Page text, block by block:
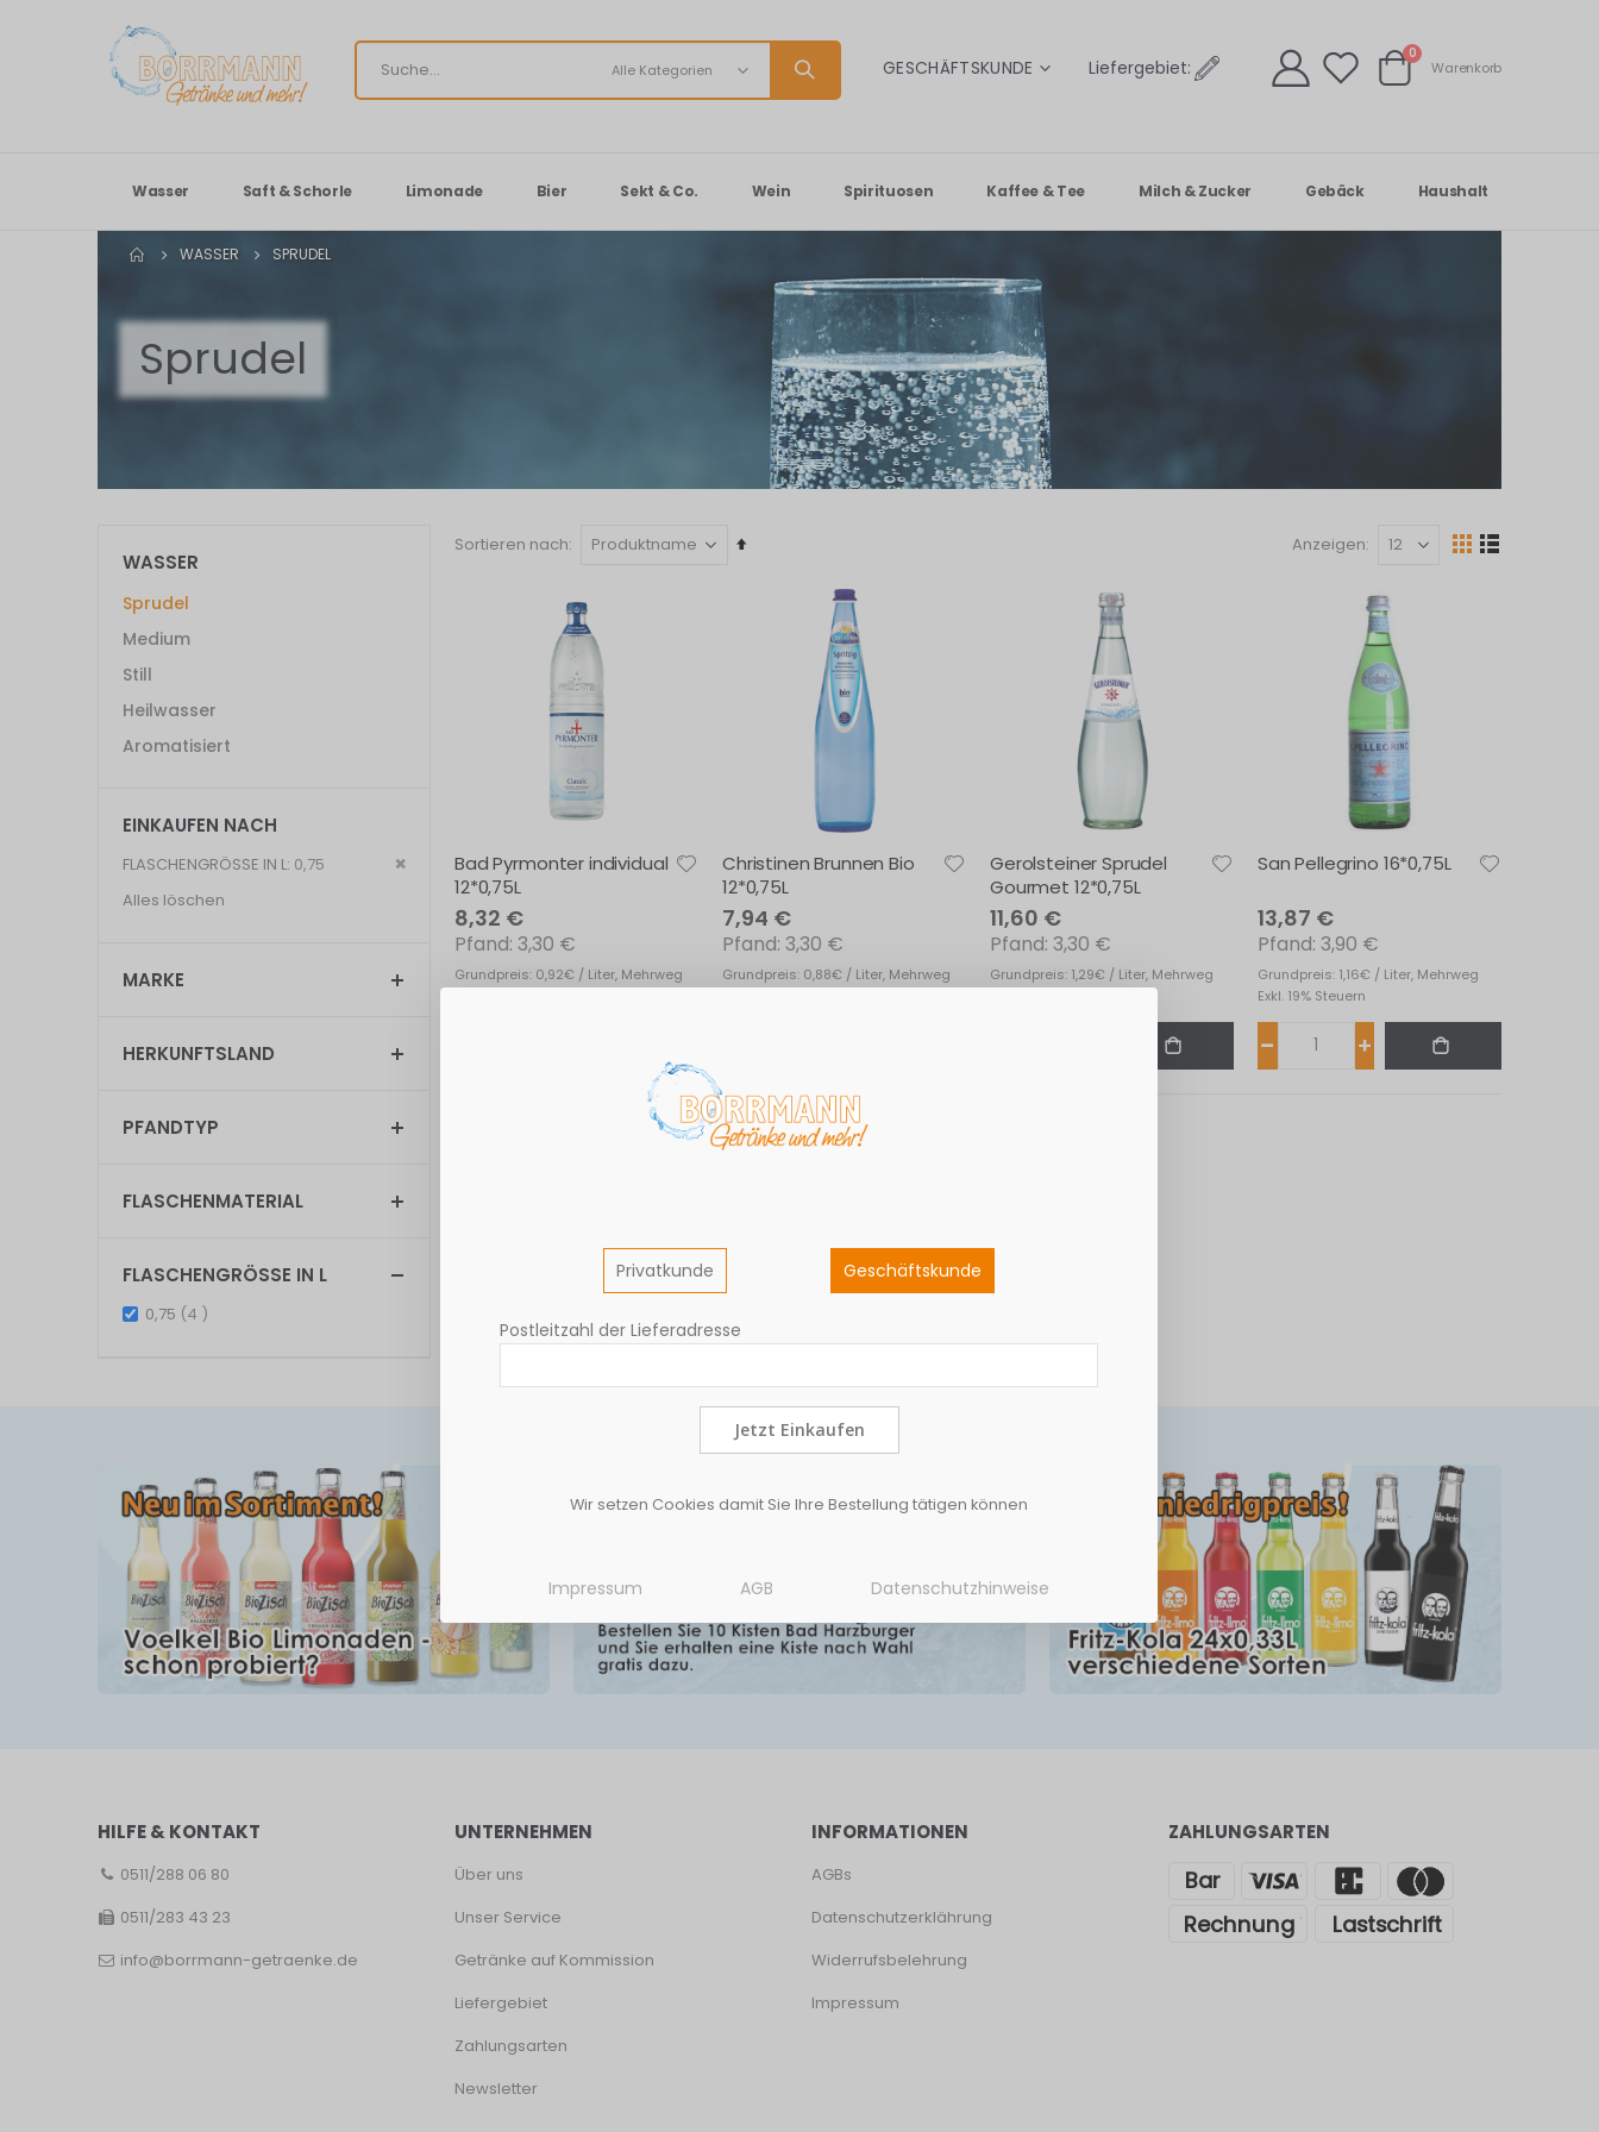
SPRACHE
GESCHÄFTSKUNDE Liefergebiet: Warenkorb
0Artikel
Warenkorb
Wasser Saft & Schorle Limonade Bier Sekt & Co. Wein Spirituosen Kaffee & Tee Milch & Zucker Gebäck Haushalt
WASSER SPRUDEL
Sprudel
Sortieren nach
In
Reihenfolge
Anzeigen
Ansicht
Raster
Liste
Bad Pyrmonter individual
12*0,75L
8,32 €
Grundpreis: 0,92€ / Liter, Mehrweg
3,30 €
Christinen Brunnen Bio
12*0,75L
7,94 €
Grundpreis: 0,88€ / Liter, Mehrweg
3,30 €
Gerolsteiner Sprudel
Gourmet 12*0,75L
11,60 €
Grundpreis: 1,29€ / Liter, Mehrweg
3,30 €
San Pellegrino 16*0,75L
13,87 €
Grundpreis: 1,16€ / Liter, Mehrweg
3,90 €
Exkl. 19% Steuern
WASSER
Sprudel
Medium
Still
Heilwasser
Aromatisiert
EINKAUFEN NACH
FLASCHENGRÖSSE IN L 0,75
Dies
entfernen
Alles löschen
MARKE
HERKUNFTSLAND
PFANDTYP
FLASCHENMATERIAL
FLASCHENGRÖSSE IN L
0,75 4 items
HILFE & KONTAKT
0511/288 06 80
0511/283 43 23
info@borrmann-getraenke.de
UNTERNEHMEN
Über uns
Unser Service
Getränke auf Kommission
Liefergebiet
Zahlungsarten
Newsletter
INFORMATIONEN
AGBs
Datenschutzerklährung
Widerrufsbelehrung
Impressum
ZAHLUNGSARTEN
Privatkunde Geschäftskunde
Postleitzahl der Lieferadresse
Jetzt Einkaufen
Wir setzen Cookies damit Sie Ihre Bestellung tätigen können
Impressum AGB Datenschutzhinweise